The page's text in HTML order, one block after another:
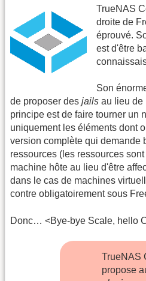
TrueNAS
droite de
éprouvé.
est d'être
Son
de proposer des jails au lieu de
principe est de faire tourner un
uniquement les éléments dont
version complète qui demande
ressources (les ressources
machine hôte au lieu d'être
dans le cas de machines
contre obligatoirement sous
Donc… <Bye-bye Scale, hello
TrueNAS
propose